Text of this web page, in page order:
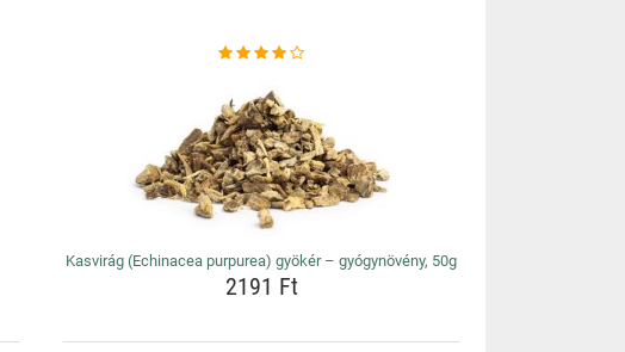
Kasvirág (Echinacea purpurea) gyökér – gyógynövény, 50g
2191 Ft